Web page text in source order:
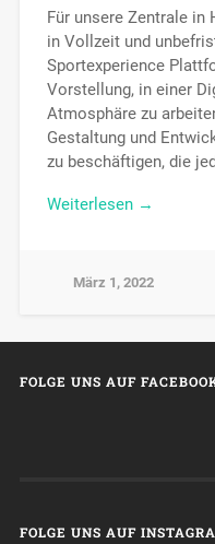
Für unsere Zentrale
in Vollzeit und
Sportexperience
Vorstellung, in einer
Atmosphäre zu
Gestaltung und
zu beschäftigen, die
Weiterlesen →
März 1, 2022
FOLGE UNS AUF
FOLGE UNS AUF